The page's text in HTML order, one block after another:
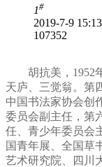
1#
2019-7-9
107352
胡抗美，1952年
天庐、三觉翁。第
中国书法家协会创
委员会副主任，第
任、青少年委员会
国青年展、全国草
艺术研究院、四川